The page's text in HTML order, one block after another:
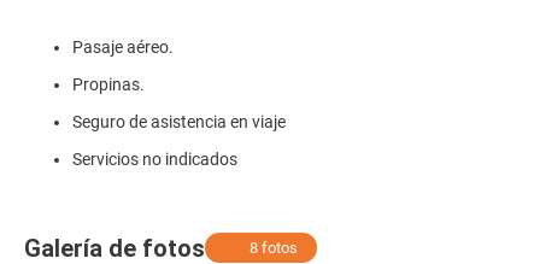
Pasaje aéreo.
Propinas.
Seguro de asistencia en viaje
Servicios no indicados
Galería de fotos 8 fotos